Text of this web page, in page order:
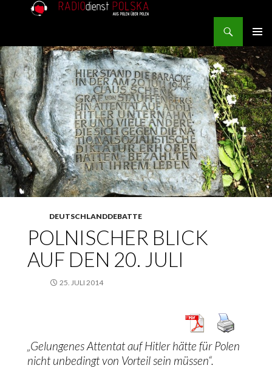
MENU
DEUTSCHLANDDEBATTE
POLNISCHER BLICK
AUF DEN 20. JULI
25. JULI 2014
„Gelungenes Attentat auf Hitler hätte für Polen
nicht unbedingt von Vorteil sein müssen“.